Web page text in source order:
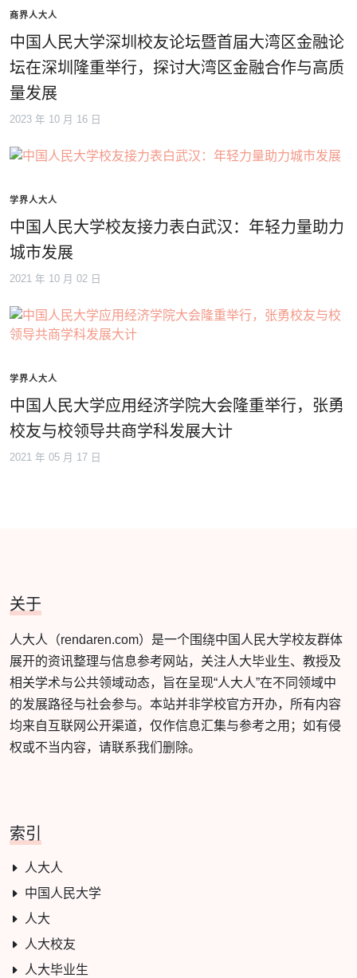
商界人大人
中国人民大学深圳校友论坛暨首届大湾区金融论
坛在深圳隆重举行，探讨大湾区金融合作与高质
量发展
2023 年 10 月 16 日
学界人大人
中国人民大学校友接力表白武汉：年轻力量助力
城市发展
2021 年 10 月 02 日
学界人大人
中国人民大学应用经济学院大会隆重举行，张勇
校友与校领导共商学科发展大计
2021 年 05 月 17 日
关于
人大人（rendaren.com）是一个围绕中国人民大学校友群体
展开的资讯整理与信息参考网站，关注人大毕业生、教授及
相关学术与公共领域动态，旨在呈现“人大人”在不同领域中
的发展路径与社会参与。本站并非学校官方开办，所有内容
均来自互联网公开渠道，仅作信息汇集与参考之用；如有侵
权或不当内容，请联系我们删除。
索引
人大人
中国人民大学
人大
人大校友
人大毕业生